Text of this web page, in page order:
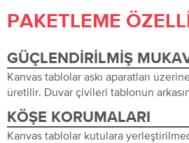
PAKETLEME
GÜÇLENDIRILMIŞ
Kanvas tablolar askı aparatları
üretilir. Duvar çivileri tablonun
KÖŞE KORUMALARI
Kanvas tablolar kutulara